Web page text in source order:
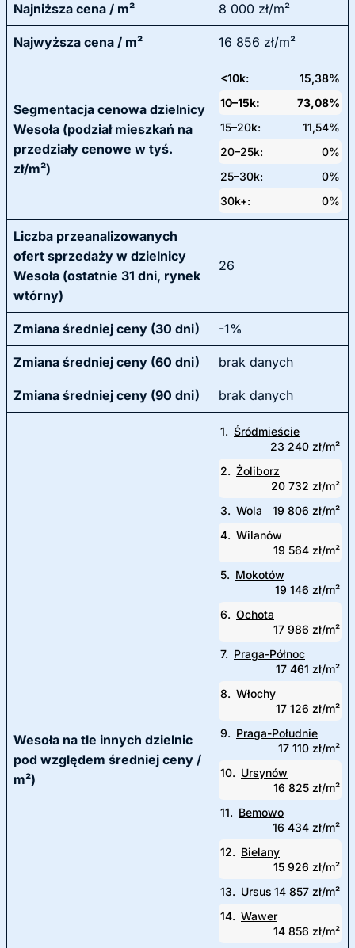
Najniższa cena / m² 8 000 zł/m²
Najwyższa cena / m² 16 856 zł/m²
Segmentacja cenowa dzielnicy
Wesoła (podział mieszkań na
przedziały cenowe w tyś.
zł/m²)
<10k:
15,38%
10–15k:
73,08%
15–20k:
11,54%
20–25k:
0%
25–30k:
0%
30k+:
0%
Liczba przeanalizowanych
ofert sprzedaży w dzielnicy
Wesoła (ostatnie 31 dni, rynek
wtórny)
26
Zmiana średniej ceny (30 dni) -1%
Zmiana średniej ceny (60 dni) brak danych
Zmiana średniej ceny (90 dni) brak danych
Wesoła na tle innych dzielnic
pod względem średniej ceny /
m²)
1. Śródmieście
23 240 zł/m²
2. Żoliborz
20 732 zł/m²
3. Wola
19 806 zł/m²
4. Wilanów
19 564 zł/m²
5. Mokotów
19 146 zł/m²
6. Ochota
17 986 zł/m²
7. Praga-Północ
17 461 zł/m²
8. Włochy
17 126 zł/m²
9. Praga-Południe
17 110 zł/m²
10. Ursynów
16 825 zł/m²
11. Bemowo
16 434 zł/m²
12. Bielany
15 926 zł/m²
13. Ursus 14 857 zł/m²
14. Wawer
14 856 zł/m²